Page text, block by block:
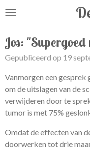
Ga
de
hoofdinhoud
Jos:
Gepubliceerd op 19
Vanmorgen een gesprek
om de uitslagen van de
verwijderen door te
tumor is met 75%
Omdat de effecten van
doorwerken tot drie